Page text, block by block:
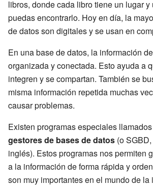
libros, donde cada libro tiene un lugar
puedas encontrarlo. Hoy en día, la
de datos son digitales y se usan en
En una base de datos, la información
organizada y conectada. Esto ayuda a
integren y se compartan. También se
misma información repetida muchas
causar problemas.
Existen programas especiales llamados
gestores de bases de datos (o
inglés). Estos programas nos permiten
a la información de forma rápida y
son muy importantes en el mundo de la